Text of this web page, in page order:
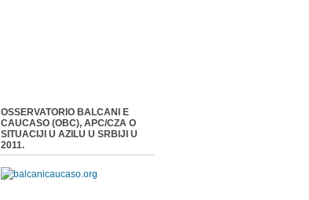
OSSERVATORIO BALCANI E
CAUCASO (OBC), APC/CZA O
SITUACIJI U AZILU U SRBIJI U
2011.